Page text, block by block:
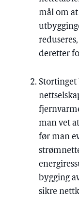
mål om
deretter
Stortinget
man vet
før man
bygging
sikre